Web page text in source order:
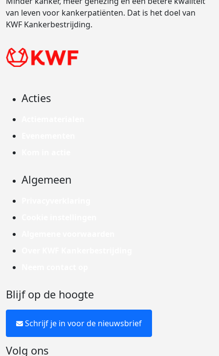
van leven voor kankerpatiënten. Dat is het doel van
KWF Kankerbestrijding.
Acties
Algemeen
Blijf op de hoogte
Schrijf je in voor de nieuwsbrief
Volg ons